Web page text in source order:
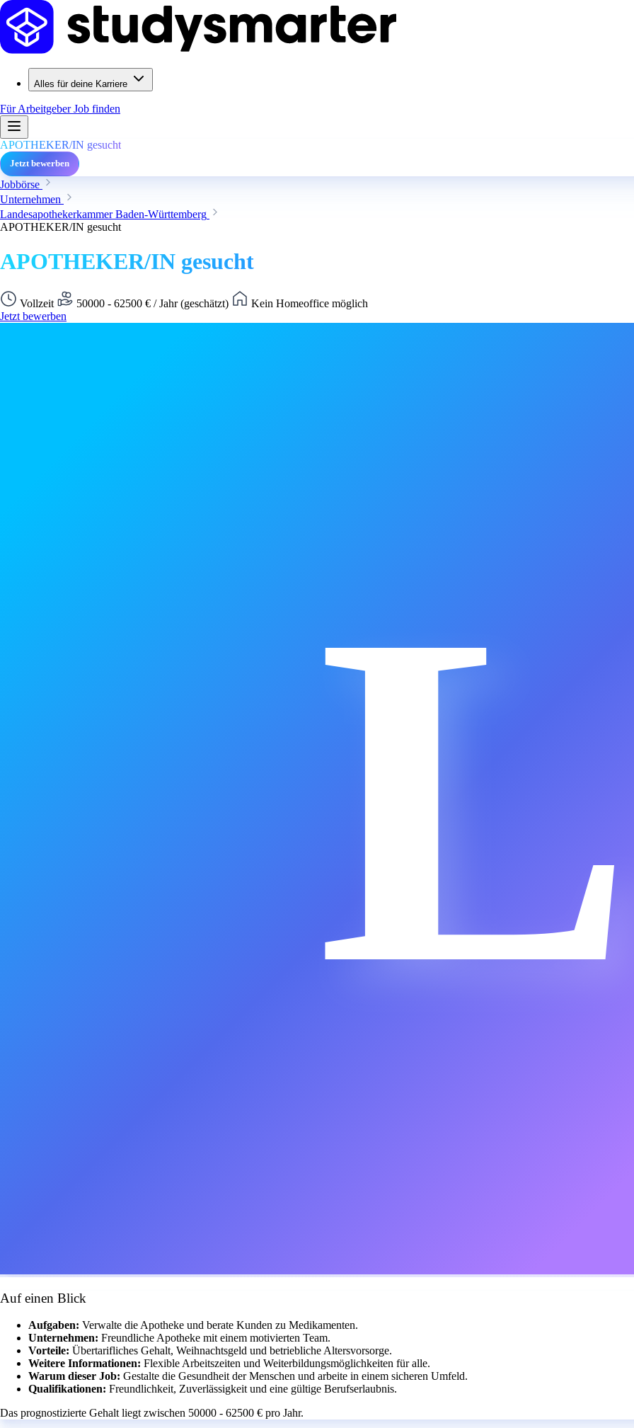
Alles für deine Karriere
Für ArbeitgeberJob finden
APOTHEKER/IN gesucht
Jetzt bewerben
Jobbörse
Unternehmen
Landesapothekerkammer Baden-Württemberg
APOTHEKER/IN gesucht
APOTHEKER/IN gesucht
Vollzeit 50000 - 62500 € / Jahr (geschätzt)
Kein Homeoffice möglich
Jetzt bewerben
L
Auf einen Blick
Aufgaben: Verwalte die Apotheke und berate Kunden zu Medikamenten.
Unternehmen: Freundliche Apotheke mit einem motivierten Team.
Vorteile: Übertarifliches Gehalt, Weihnachtsgeld und betriebliche Altersvorsorge.
Weitere Informationen: Flexible Arbeitszeiten und Weiterbildungsmöglichkeiten für alle.
Warum dieser Job: Gestalte die Gesundheit der Menschen und arbeite in einem sicheren Umfeld.
Qualifikationen: Freundlichkeit, Zuverlässigkeit und eine gültige Berufserlaubnis.
Das prognostizierte Gehalt liegt zwischen 50000 - 62500 € pro Jahr.